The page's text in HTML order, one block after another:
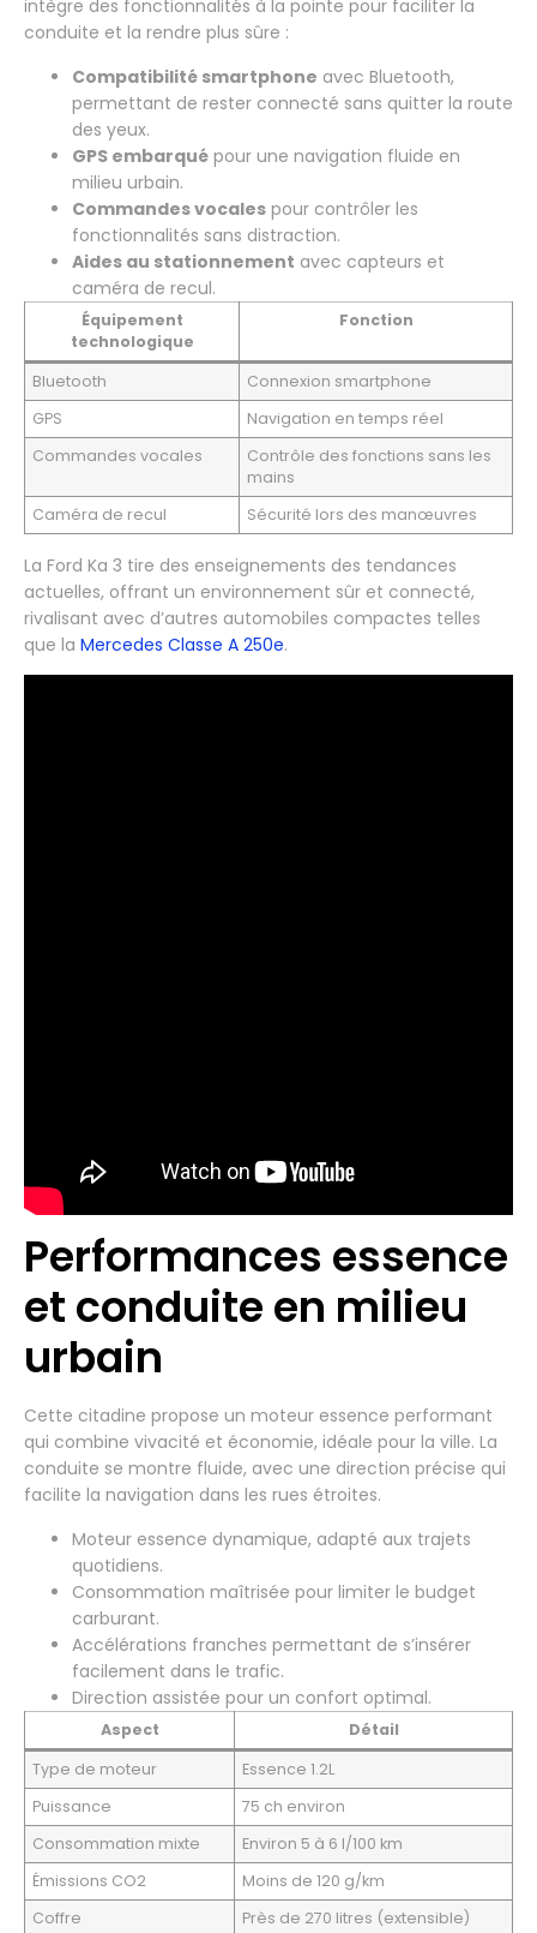
intègre des fonctionnalités à la pointe pour faciliter la
conduite et la rendre plus sûre :
Compatibilité smartphone avec Bluetooth,
permettant de rester connecté sans quitter la route
des yeux.
GPS embarqué pour une navigation fluide en
milieu urbain.
Commandes vocales pour contrôler les
fonctionnalités sans distraction.
Aides au stationnement avec capteurs et
caméra de recul.
Équipement
technologique
Fonction
Bluetooth
Connexion smartphone
GPS
Navigation en temps réel
Commandes vocales
Contrôle des fonctions sans les
mains
Caméra de recul
Sécurité lors des manœuvres
La Ford Ka 3 tire des enseignements des tendances
actuelles, offrant un environnement sûr et connecté,
rivalisant avec d’autres automobiles compactes telles
que la Mercedes Classe A 250e.
Performances essence
et conduite en milieu
urbain
Cette citadine propose un moteur essence performant
qui combine vivacité et économie, idéale pour la ville. La
conduite se montre fluide, avec une direction précise qui
facilite la navigation dans les rues étroites.
Moteur essence dynamique, adapté aux trajets
quotidiens.
Consommation maîtrisée pour limiter le budget
carburant.
Accélérations franches permettant de s’insérer
facilement dans le trafic.
Direction assistée pour un confort optimal.
Aspect
Détail
Type de moteur
Essence 1.2L
Puissance
75 ch environ
Consommation mixte
Environ 5 à 6 l/100 km
Émissions CO2
Moins de 120 g/km
Coffre
Près de 270 litres (extensible)